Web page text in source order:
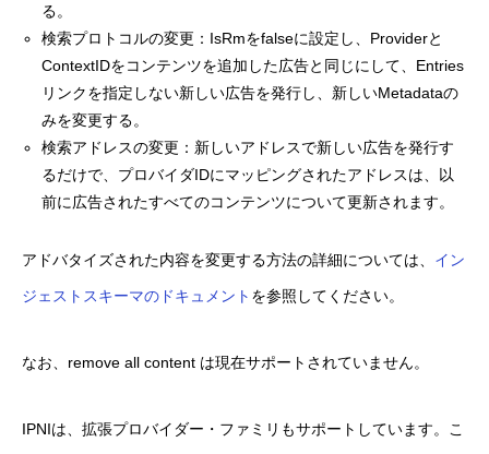
る。
検索プロトコルの変更：IsRmをfalseに設定し、Providerと
ContextIDをコンテンツを追加した広告と同じにして、Entries
リンクを指定しない新しい広告を発行し、新しいMetadataの
みを変更する。
検索アドレスの変更：新しいアドレスで新しい広告を発行す
るだけで、プロバイダIDにマッピングされたアドレスは、以
前に広告されたすべてのコンテンツについて更新されます。
アドバタイズされた内容を変更する方法の詳細については、 イン
ジェストスキーマのドキュメント を参照してください。
なお、remove all content は現在サポートされていません。
IPNIは、拡張プロバイダー・ファミリもサポートしています。こ